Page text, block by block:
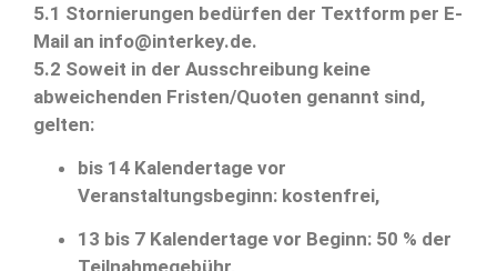
5.1 Stornierungen bedürfen der Textform per E-
Mail an info@interkey.de.
5.2 Soweit in der Ausschreibung keine
abweichenden Fristen/Quoten genannt sind,
gelten:
bis 14 Kalendertage vor
Veranstaltungsbeginn: kostenfrei,
13 bis 7 Kalendertage vor Beginn: 50 % der